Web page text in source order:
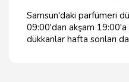
Samsun'daki parfümeri
09:00'dan akşam 19:00'a
dükkanlar hafta sonları